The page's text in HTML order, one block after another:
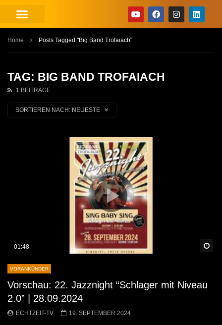
Home Posts Tagged "Big Band Trofaiach"
TAG: BIG BAND TROFAIACH
1 BEITRÄGE
SORTIEREN NACH: NEUESTE
01:48
VORANKÜNDER
Vorschau: 22. Jazznight “Schlager mit Niveau
2.0” | 28.09.2024
ECHTZEIT-TV 19. SEPTEMBER 2024